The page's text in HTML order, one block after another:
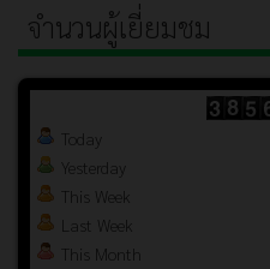
จำนวนผู้เยี่ยมชม
Today
Yesterday
This Week
Last Week
This Month